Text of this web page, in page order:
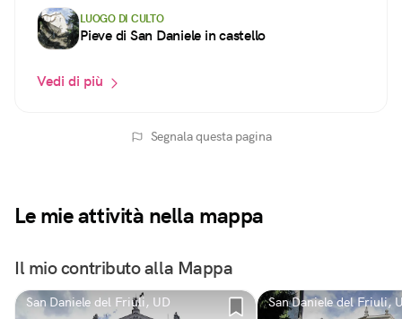
LUOGO DI CULTO
Pieve di San Daniele in castello
Vedi di più
Segnala questa pagina
Le mie attività nella mappa
Il mio contributo alla Mappa
San Daniele del Friuli, UD San Daniele del Friuli,